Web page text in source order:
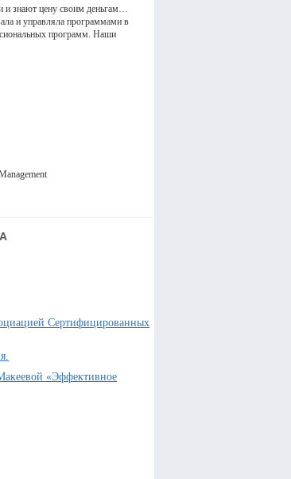
и знают цену своим деньгам…
и управляла программами в
программ. Наши
Сертифицированных
«Эффективное